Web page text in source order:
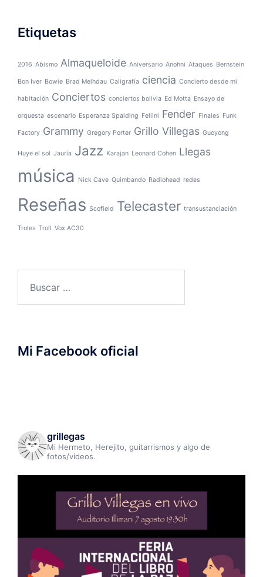
Etiquetas
2016 Abismo Almaqueloide Aniversario Anohni Ataques Bernstein
Bon Iver Bowie Brad Melhdau Caligrafía ciencia Concierto desde mi
habitación Conciertos conciertos bolivia Ed Motta Ensayo de
orquesta escenario Esperanza Spalding Fellini Fender Finales Funk
Factory Grammy Gregory Porter Grillo Villegas Guoyong
Huye el sol Jauría Jazz Karajan Leonard Cohen Llegas
música Nick Cave Quimbando Radiohead redes
Reseñas Scofield Telecaster transustanciación
Troles Troll Vox AC30
Mi Facebook oficial
grillegas
Mi Hermeto, Herejito, guitarrismos y algo de
fotos/vídeos.